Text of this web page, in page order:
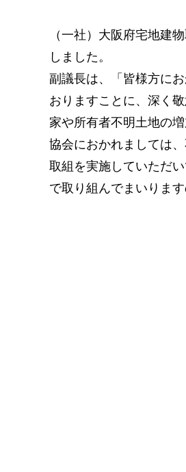
（一社）大阪府宅地建
しました。
副議長は、「皆様方に
おりますことに、深く
家や所有者不明土地の
協会におかれましては
取組を実施していただ
で取り組んでまいりま